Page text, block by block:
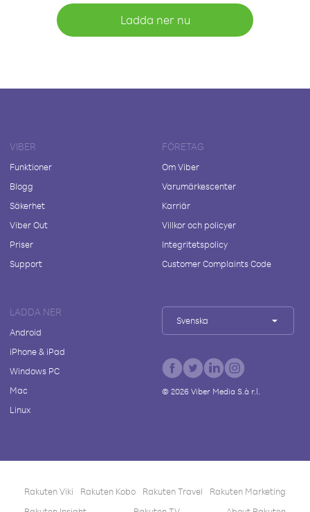
Ladda ner nu
VIBER
Funktioner
Blogg
Säkerhet
Viber Out
Priser
Support
FÖRETAG
Om Viber
Varumärkescenter
Karriär
Villkor och policyer
Integritetspolicy
Customer Complaints Code
LADDA NER
Android
iPhone & iPad
Windows PC
Mac
Linux
Svenska
© 2026Viber Media S.à r.l.
Rakuten Viki Rakuten Kobo Rakuten Travel
Rakuten Marketing